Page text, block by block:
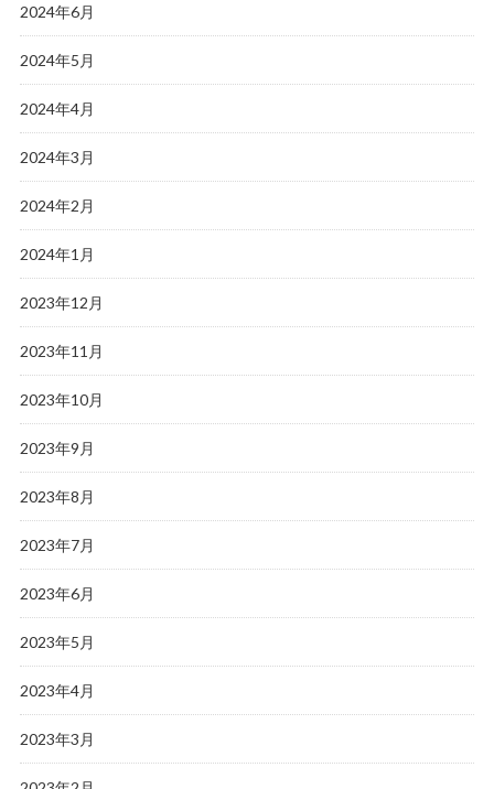
2024年6月
2024年5月
2024年4月
2024年3月
2024年2月
2024年1月
2023年12月
2023年11月
2023年10月
2023年9月
2023年8月
2023年7月
2023年6月
2023年5月
2023年4月
2023年3月